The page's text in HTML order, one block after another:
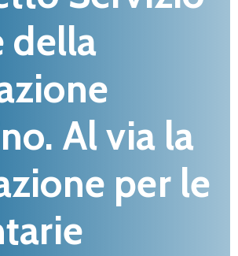
della
Al via la
per le